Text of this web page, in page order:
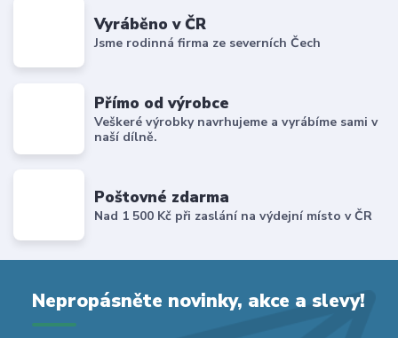
Vyráběno v ČR
Jsme rodinná firma ze severních Čech
Přímo od výrobce
Veškeré výrobky navrhujeme a vyrábíme sami v
naší dílně.
Poštovné zdarma
Nad 1 500 Kč při zaslání na výdejní místo v ČR
Nepropásněte novinky, akce a slevy!